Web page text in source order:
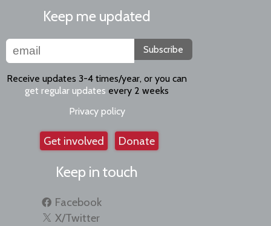
Keep me updated
Subscribe
Receive updates 3-4 times/year, or you can
get regular updates every 2 weeks
Privacy policy
Get involved Donate
Keep in touch
Facebook
X/Twitter